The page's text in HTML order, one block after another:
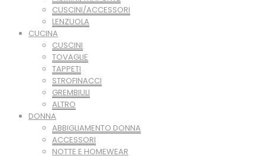
CUSCINI/ACCESSORI
LENZUOLA
CUCINA
CUSCINI
TOVAGLIE
TAPPETI
STROFINACCI
GREMBIULI
ALTRO
DONNA
ABBIGLIAMENTO DONNA
ACCESSORI
NOTTE E HOMEWEAR